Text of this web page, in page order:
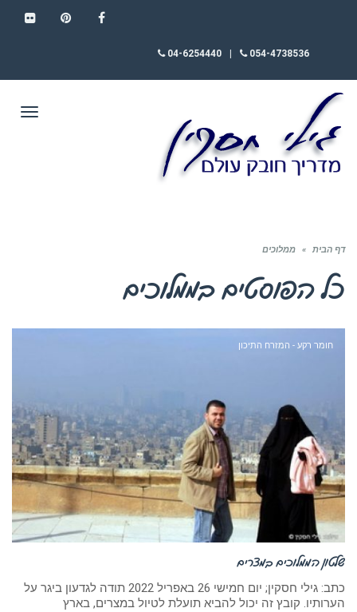
054-4738536
04-6254440
דף הבית » ממלוכים
כל הפוסטים בממלוכים
חומר רקע - המזרח התיכון
שלטון הממלוכים במצרים
כתב: גילי חסקין; ‏יום חמישי 26 באפריל 2022 תודה לגדעון ביגר על
הערותיו. קובץ זה יכול להביא תועלת לטיול במצרים, בארץ